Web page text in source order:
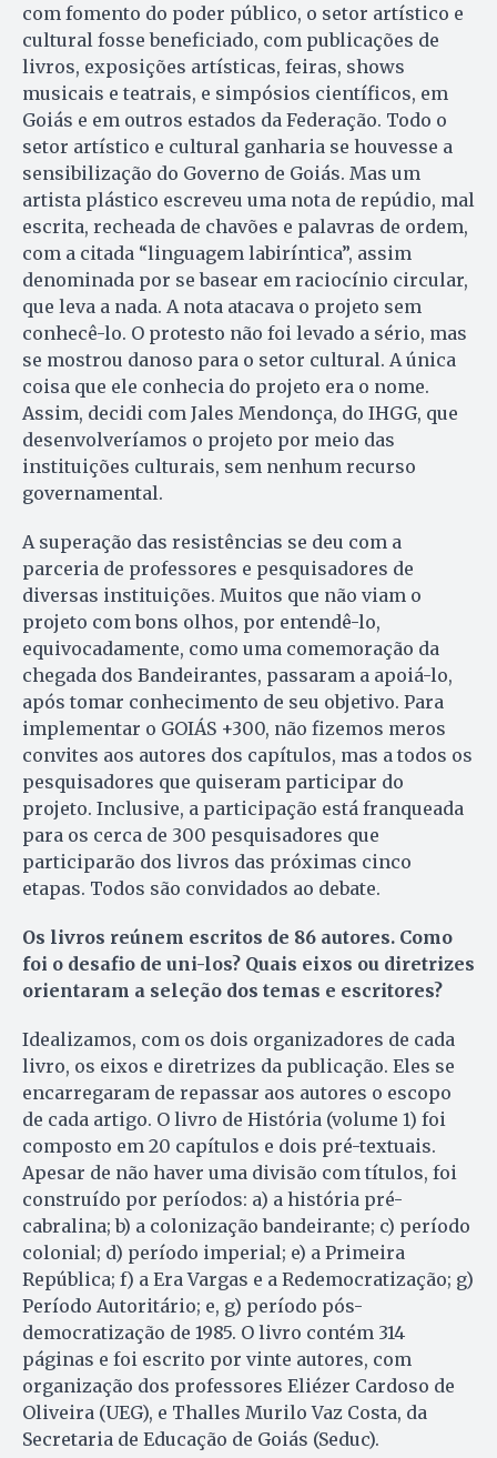
com fomento do poder público, o setor artístico e
cultural fosse beneficiado, com publicações de
livros, exposições artísticas, feiras, shows
musicais e teatrais, e simpósios científicos, em
Goiás e em outros estados da Federação. Todo o
setor artístico e cultural ganharia se houvesse a
sensibilização do Governo de Goiás. Mas um
artista plástico escreveu uma nota de repúdio, mal
escrita, recheada de chavões e palavras de ordem,
com a citada “linguagem labiríntica”, assim
denominada por se basear em raciocínio circular,
que leva a nada. A nota atacava o projeto sem
conhecê-lo. O protesto não foi levado a sério, mas
se mostrou danoso para o setor cultural. A única
coisa que ele conhecia do projeto era o nome.
Assim, decidi com Jales Mendonça, do IHGG, que
desenvolveríamos o projeto por meio das
instituições culturais, sem nenhum recurso
governamental.
A superação das resistências se deu com a
parceria de professores e pesquisadores de
diversas instituições. Muitos que não viam o
projeto com bons olhos, por entendê-lo,
equivocadamente, como uma comemoração da
chegada dos Bandeirantes, passaram a apoiá-lo,
após tomar conhecimento de seu objetivo. Para
implementar o GOIÁS +300, não fizemos meros
convites aos autores dos capítulos, mas a todos os
pesquisadores que quiseram participar do
projeto. Inclusive, a participação está franqueada
para os cerca de 300 pesquisadores que
participarão dos livros das próximas cinco
etapas. Todos são convidados ao debate.
Os livros reúnem escritos de 86 autores. Como
foi o desafio de uni-los? Quais eixos ou diretrizes
orientaram a seleção dos temas e escritores?
Idealizamos, com os dois organizadores de cada
livro, os eixos e diretrizes da publicação. Eles se
encarregaram de repassar aos autores o escopo
de cada artigo. O livro de História (volume 1) foi
composto em 20 capítulos e dois pré-textuais.
Apesar de não haver uma divisão com títulos, foi
construído por períodos: a) a história pré-
cabralina; b) a colonização bandeirante; c) período
colonial; d) período imperial; e) a Primeira
República; f) a Era Vargas e a Redemocratização; g)
Período Autoritário; e, g) período pós-
democratização de 1985. O livro contém 314
páginas e foi escrito por vinte autores, com
organização dos professores Eliézer Cardoso de
Oliveira (UEG), e Thalles Murilo Vaz Costa, da
Secretaria de Educação de Goiás (Seduc).